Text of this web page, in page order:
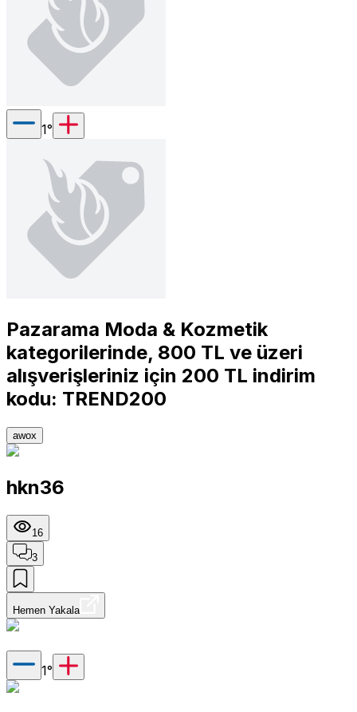
1°
Pazarama Moda & Kozmetik
kategorilerinde, 800 TL ve üzeri
alışverişleriniz için 200 TL indirim
kodu: TREND200
awox
hkn36
16
3
Hemen Yakala
1°